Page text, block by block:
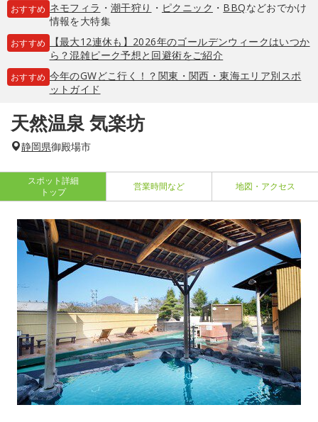
おすすめ ネモフィラ ・ 潮干狩り ・ ピクニック ・ BBQなどおでかけ
情報を大特集
おすすめ
【最大12連休も】2026年のゴールデンウィークはいつか
ら？混雑ピーク予想と回避術をご紹介
おすすめ 今年のGWどこ行く！？関東・関西・東海エリア別スポ
ットガイド
天然温泉 気楽坊
静岡県御殿場市
スポット詳細
トップ
営業時間など 地図・アクセス